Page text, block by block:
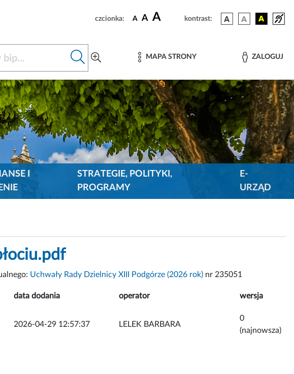
czcionka: A A A kontrast:
MAPA STRONY ZALOGUJ
I
STRATEGIE, POLITYKI,
PROGRAMY
E-
URZĄD
Uchwały Rady Dzielnicy XIII Podgórze (2026 rok) nr 235051
data dodania operator wersja
2026-04-29 12:57:37 LELEK BARBARA
0
(najnowsza)